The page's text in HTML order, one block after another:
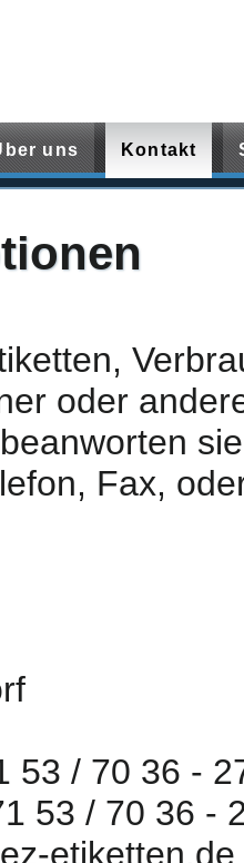
uns Kontakt
oder
Fax,
53 / 70 36 -
53 / 70 36 -
etiketten.de